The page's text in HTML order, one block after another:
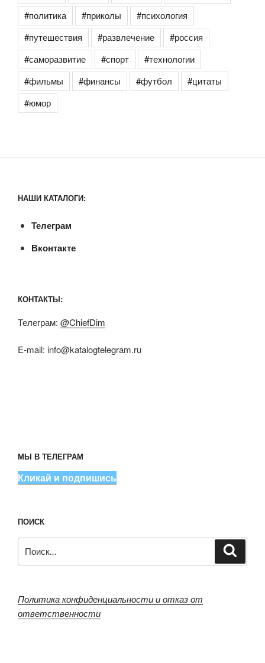
#политика
#приколы
#психология
#путешествия
#развлечение
#россия
#саморазвитие
#спорт
#технологии
#фильмы
#финансы #футбол
#цитаты
#юмор
НАШИ КАТАЛОГИ:
Телеграм
Вконтакте
КОНТАКТЫ:
Телеграм: @ChiefDim
E-mail: info@katalogtelegram.ru
МЫ В ТЕЛЕГРАМ
Кликай и подпишись
ПОИСК
Политика конфиденциальности и отказ от
ответственности